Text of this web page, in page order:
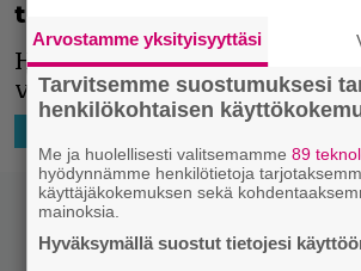
toimintakomediaan
Harry Potter jatkaa
valkokangaspahistelua.
Arvostamme yksityisyyttäsi
Tarvitsemme suostumuksesi
henkilökohtaisen
Me ja huolellisesti valitsemamme89
hyödynnämme henkilötietoja
käyttäjäkokemuksen sekä
mainoksia.
Hyväksymällä suostut tietojesi